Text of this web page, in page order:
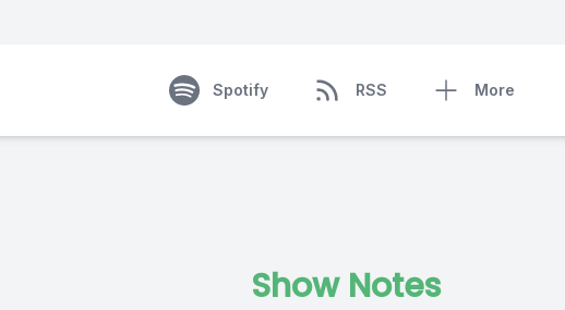
Spotify RSS More
Show Notes